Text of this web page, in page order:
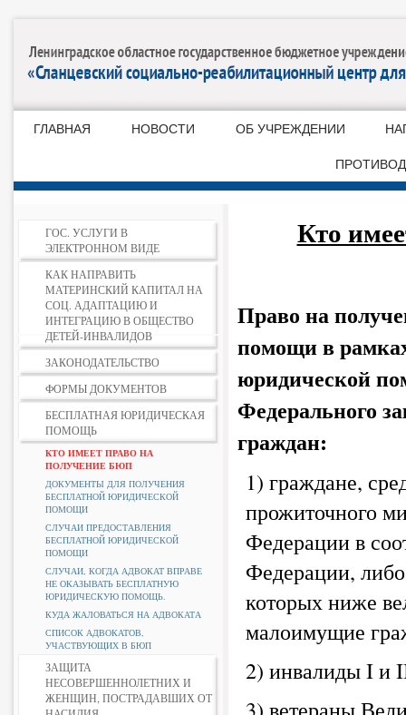
ГЛАВНАЯ НОВОСТИ ОБ УЧРЕЖДЕНИИ
ГОС. УСЛУГИ В
ЭЛЕКТРОННОМ ВИДЕ
КАК НАПРАВИТЬ
МАТЕРИНСКИЙ КАПИТАЛ НА
СОЦ. АДАПТАЦИЮ И
ИНТЕГРАЦИЮ В ОБЩЕСТВО
ДЕТЕЙ-ИНВАЛИДОВ
ЗАКОНОДАТЕЛЬСТВО
ФОРМЫ ДОКУМЕНТОВ
БЕСПЛАТНАЯ ЮРИДИЧЕСКАЯ
ПОМОЩЬ
КТО ИМЕЕТ ПРАВО НА
ПОЛУЧЕНИЕ БЮП
ДОКУМЕНТЫ ДЛЯ ПОЛУЧЕНИЯ
БЕСПЛАТНОЙ ЮРИДИЧЕСКОЙ
ПОМОЩИ
СЛУЧАИ ПРЕДОСТАВЛЕНИЯ
БЕСПЛАТНОЙ ЮРИДИЧЕСКОЙ
ПОМОЩИ
СЛУЧАИ, КОГДА АДВОКАТ ВПРАВЕ
НЕ ОКАЗЫВАТЬ БЕСПЛАТНУЮ
ЮРИДИЧЕСКУЮ ПОМОЩЬ.
КУДА ЖАЛОВАТЬСЯ НА АДВОКАТА
СПИСОК АДВОКАТОВ,
УЧАСТВУЮЩИХ В БЮП
ЗАЩИТА
НЕСОВЕРШЕННОЛЕТНИХ И
ЖЕНЩИН, ПОСТРАДАВШИХ ОТ
Кто
Право на
помощи в
юридической
Федерального
граждан:
1) граждане,
прожиточного
Федерации в
Федерации,
которых ниже
малоимущие
2) инвалиды I и